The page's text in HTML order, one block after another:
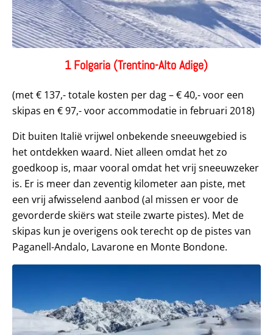
1 Folgaria (Trentino-Alto Adige)
(met € 137,- totale kosten per dag – € 40,- voor een
skipas en € 97,- voor accommodatie in februari 2018)
Dit buiten Italië vrijwel onbekende sneeuwgebied is
het ontdekken waard. Niet alleen omdat het zo
goedkoop is, maar vooral omdat het vrij sneeuwzeker
is. Er is meer dan zeventig kilometer aan piste, met
een vrij afwisselend aanbod (al missen er voor de
gevorderde skiërs wat steile zwarte pistes). Met de
skipas kun je overigens ook terecht op de pistes van
Paganell-Andalo, Lavarone en Monte Bondone.